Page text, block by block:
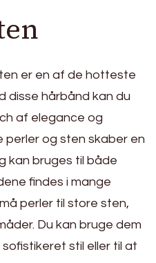
er en af de hotteste
disse hårbånd kan du
af elegance og
perler og sten skaber en
kan bruges til både
findes i mange
perler til store sten,
Du kan bruge dem
stil eller til at